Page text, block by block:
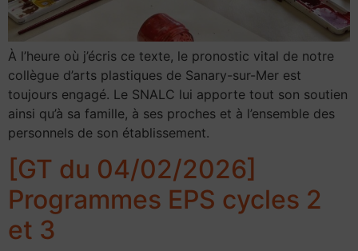
À l’heure où j’écris ce texte, le pronostic vital de notre
collègue d’arts plastiques de Sanary-sur-Mer est
toujours engagé. Le SNALC lui apporte tout son soutien
ainsi qu’à sa famille, à ses proches et à l’ensemble des
personnels de son établissement.
[GT du 04/02/2026]
Programmes EPS cycles 2
et 3